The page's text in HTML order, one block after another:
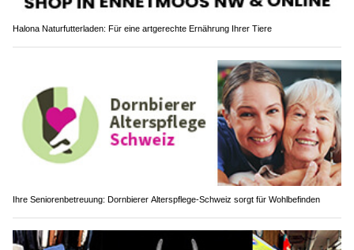
Halona Naturfutterladen: Für eine artgerechte Ernährung Ihrer Tiere
Ihre Seniorenbetreuung: Dornbierer Alterspflege-Schweiz sorgt für Wohlbefinden